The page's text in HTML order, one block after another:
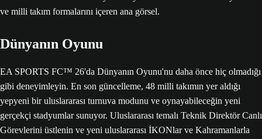
Dünyanın Oyunu
EA SPORTS FC™ 26'da Dünyanın Oyunu'nu daha önce hiç olmadığı
gibi deneyimleyin. En son güncelleme, 48 milli takımın yer aldığı
yepyeni bir uluslararası turnuva modunu ve oynayabileceğin yeni
gerçekçi stadyumlar sunuyor. Uluslararası temalı Teknik Direktör Canlı
Görevlerini üstlenin ve yeni uluslararası İKONlar ve Kahramanlarla